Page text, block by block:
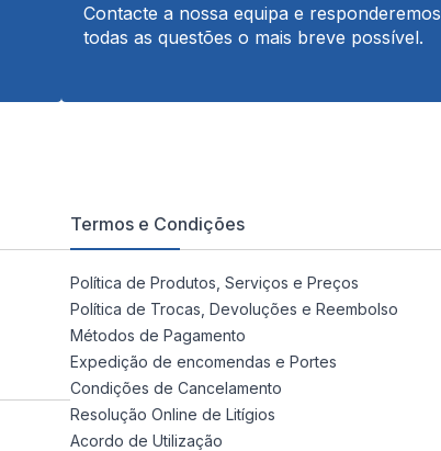
Contacte a nossa equipa e
todas as questões o mais breve possível.
Termos e Condições
Política de Produtos, Serviços e Preços
Política de Trocas, Devoluções e Reembolso
Métodos de Pagamento
Expedição de encomendas e Portes
Condições de Cancelamento
Resolução Online de Litígios
Acordo de Utilização